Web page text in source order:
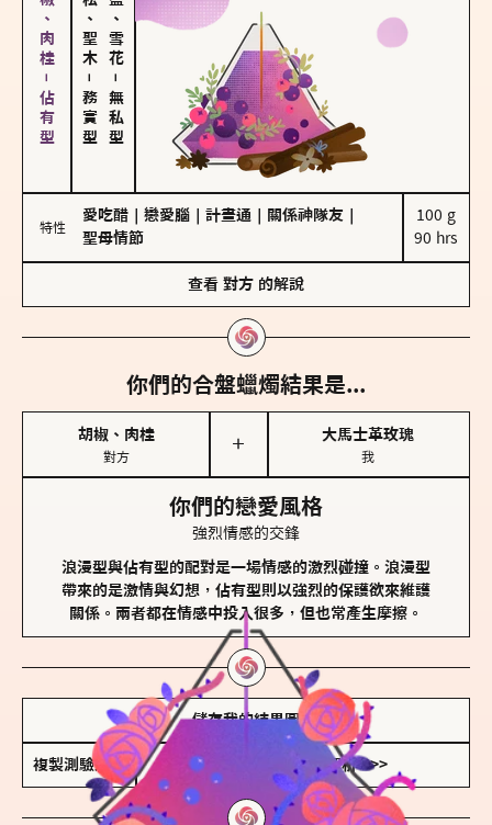
胡椒、肉桂－佔有型 雪松、聖木
－
務實型
海鹽、雪花
－
無私型
特性
愛吃醋 戀愛腦 計畫通 關係神隊友
聖母情節
100 g
90 hrs
查看 對方 的解說
你們的合盤蠟燭結果是...
胡椒、肉桂
對方
＋
大馬士革玫瑰
我
你們的戀愛風格
強烈情感的交鋒
浪漫型與佔有型的配對是一場情感的激烈碰撞。浪漫型
帶來的是激情與幻想，佔有型則以強烈的保護欲來維護
關係。兩者都在情感中投入很多，但也常產生摩擦。
儲存我的結果圖
複製測驗連結 查看香氛類型全解析 >>>